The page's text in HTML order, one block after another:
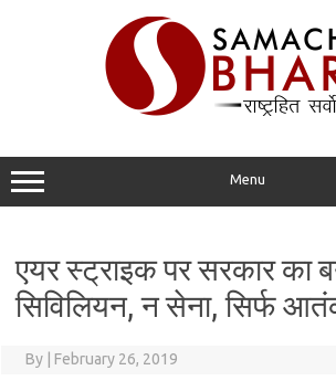
Menu
एयर स्ट्राइक पर सरकार का
सिविलियन, न सेना, सिर्फ
By February 26, 2019